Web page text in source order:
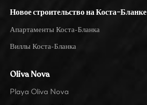
Новое строительство на Коста-Бланке
Апартаменты Коста-Бланка
Виллы Коста-Бланка
Oliva Nova
Playa Oliva Nova